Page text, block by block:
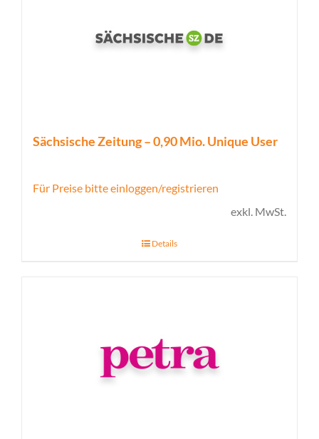
Sächsische Zeitung – 0,90 Mio. Unique User
Für Preise bitte einloggen/registrieren
exkl. MwSt.
Details